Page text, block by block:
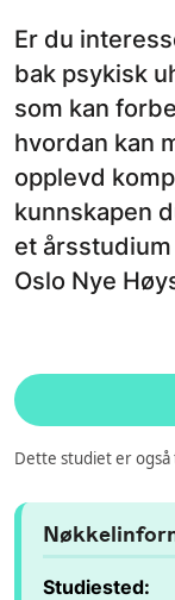
Er du
bak psykisk
som kan
hvordan kan
opplevd
kunnskapen
et
Oslo Nye
Dette studiet er
Studiested: